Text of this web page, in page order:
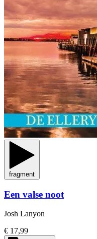
fragment
Een valse noot
Josh Lanyon
€ 17,99